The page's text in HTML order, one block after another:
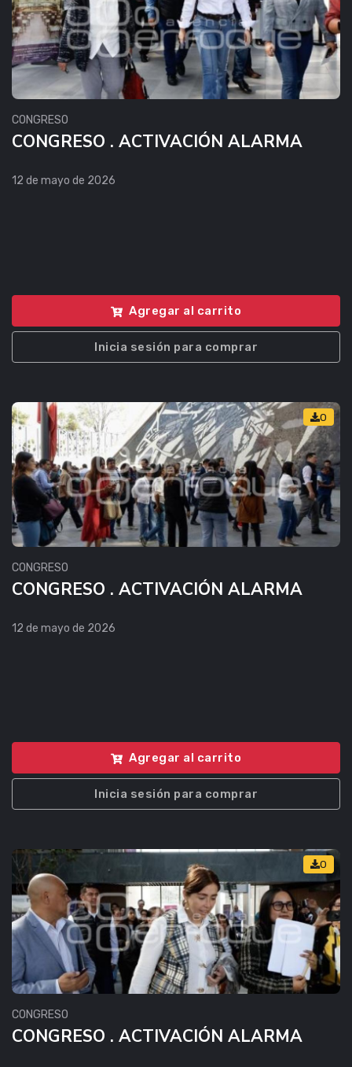
CONGRESO
CONGRESO . ACTIVACIÓN ALARMA
12 de mayo de 2026
Agregar al carrito
Inicia sesión para comprar
0
CONGRESO
CONGRESO . ACTIVACIÓN ALARMA
12 de mayo de 2026
Agregar al carrito
Inicia sesión para comprar
0
CONGRESO
CONGRESO . ACTIVACIÓN ALARMA